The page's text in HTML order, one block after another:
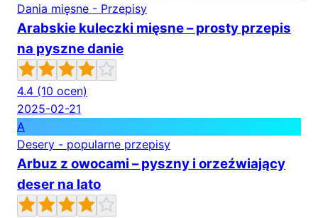
Dania mięsne - Przepisy
Arabskie kuleczki mięsne – prosty przepis
na pyszne danie
4.4 (10 ocen)
2025-02-21
A
Desery - popularne przepisy
Arbuz z owocami – pyszny i orzeźwiający
deser na lato